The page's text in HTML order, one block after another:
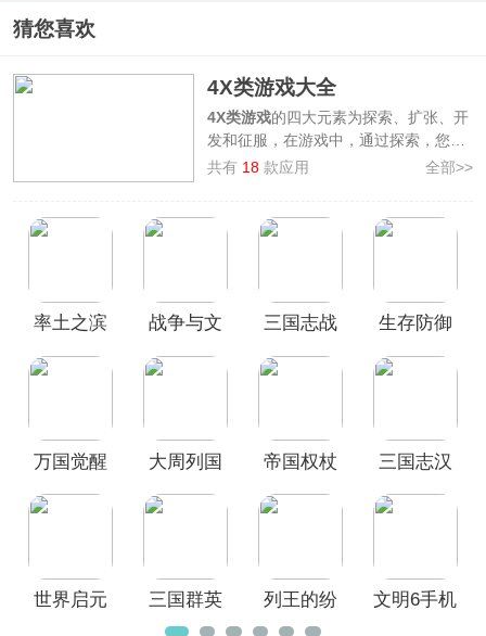
猜您喜欢
4X类游戏大全
4X类游戏的四大元素为探索、扩张、开
发和征服，在游戏中，通过探索，您将
不断地拓宽视野，解锁新的技术和资
配资源，以支持您的军队、建筑和科技
斗。
本站专门整理制作了4X类游戏大全，其
6、三国志汉末霸业
等，策略与脑力的
共有 18 款应用 全部>>
率土之滨
战争与文
三国志战
生存防御
万国觉醒
大周列国
帝国权杖
三国志汉
世界启元
三国群英
传争霸手
列王的纷
争官方版
文明6手机